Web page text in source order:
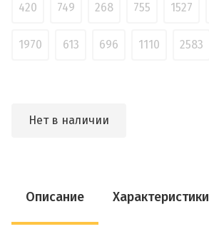
420 749 268 755 1527
1970 613 696 1110 2583
Нет в наличии
Описание Характеристики